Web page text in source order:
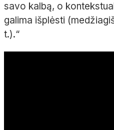
savo kalbą, o
galima išplėsti
t.).“